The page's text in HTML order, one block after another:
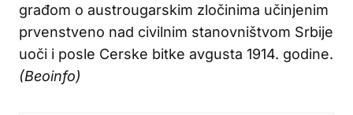
građom o austrougarskim zločinima učinjenim
prvenstveno nad civilnim stanovništvom Srbije
uoči i posle Cerske bitke avgusta 1914. godine.
(Beoinfo)